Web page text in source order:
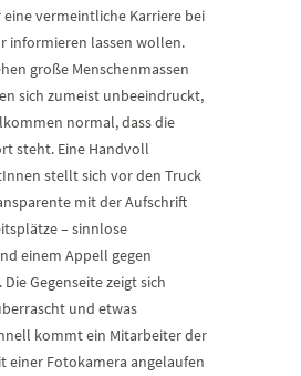
vermeintliche Karriere bei
informieren lassen wollen.
große Menschenmassen
sich zumeist unbeeindruckt,
normal, dass die
steht. Eine Handvoll
stellt sich vor den Truck
mit der Aufschrift
– sinnlose
einem Appell gegen
Gegenseite zeigt sich
und etwas
kommt ein Mitarbeiter der
einer Fotokamera angelaufen